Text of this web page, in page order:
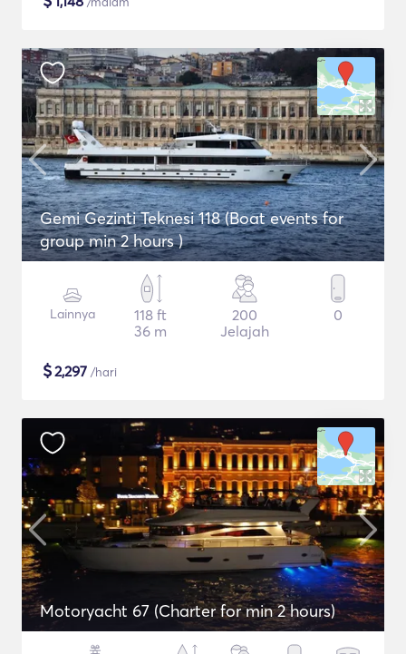
Gemi Gezinti Teknesi 118 (Boat events for
group min 2 hours )
Lainnya
118 ft
36 m
200
Jelajah
0
$2,297 /hari
Motoryacht 67 (Charter for min 2 hours)